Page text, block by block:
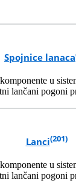
Spojnice lanaca
u
lančani pogoni
Lanci(201)
u
lančani pogoni